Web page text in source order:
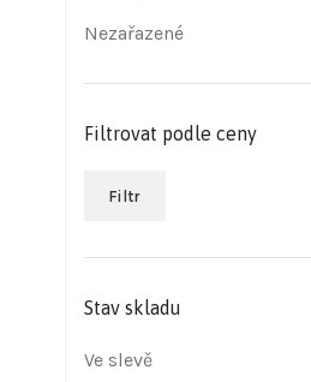
Nezařazené
Filtrovat podle ceny
Filtr
Stav skladu
Ve slevě